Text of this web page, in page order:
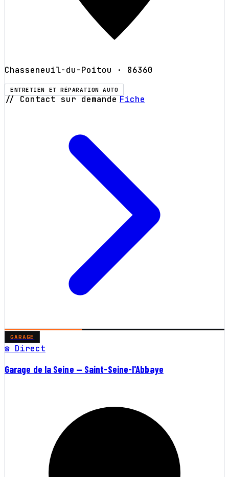
Chasseneuil-du-Poitou · 86360
ENTRETIEN ET RÉPARATION AUTO
// Contact sur demande Fiche
GARAGE
☎ Direct
Garage de la Seine — Saint-Seine-l'Abbaye